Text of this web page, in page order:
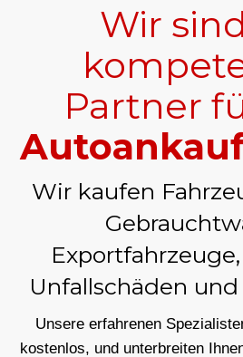
Wir
Partner
Wir kaufen
Unfallschäden
Unsere erfahrenen
kostenlos, und unterbreiten